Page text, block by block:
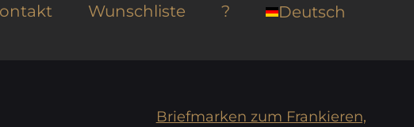
Wunschliste ? Deutsch
Briefmarken zum Frankieren,